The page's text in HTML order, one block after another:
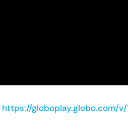
https://globoplay.globo.com/